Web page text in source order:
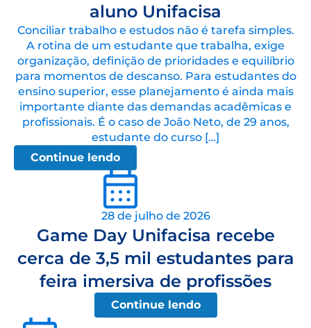
aluno Unifacisa
Conciliar trabalho e estudos não é tarefa simples.
A rotina de um estudante que trabalha, exige
organização, definição de prioridades e equilíbrio
para momentos de descanso. Para estudantes do
ensino superior, esse planejamento é ainda mais
importante diante das demandas acadêmicas e
profissionais. É o caso de João Neto, de 29 anos,
estudante do curso […]
Continue lendo
28 de julho de 2026
Game Day Unifacisa recebe
cerca de 3,5 mil estudantes para
feira imersiva de profissões
Continue lendo